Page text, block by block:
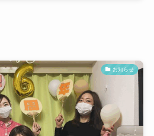
お知らせ